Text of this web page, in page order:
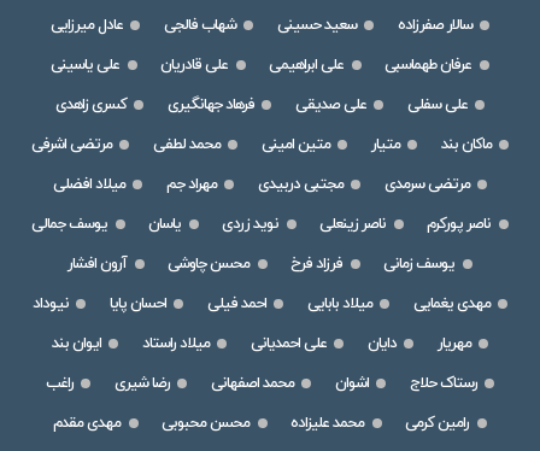
سالار صفرزاده
سعید حسینی شهاب فالجی
عادل میرزایی
عرفان طهماسبی
علی ابراهیمی علی قادریان
علی یاسینی
علی سفلی
علی صدیقی فرهاد جهانگیری
کسری زاهدی
ماکان بند
متیار متین امینی محمد لطفی
مرتضی اشرفی
مرتضی سرمدی
مجتبی دربیدی مهراد جم
میلاد افضلی
ناصر پورکرم
ناصر زینعلی نوید زردی یاسان
یوسف جمالی
یوسف زمانی
فرزاد فرخ محسن چاوشی
آرون افشار
مهدی یغمایی
میلاد بابایی احمد فیلی احسان پایا
نیوداد
مهریار
دایان علی احمدیانی میلاد راستاد
ایوان بند
رستاک حلاج
اشوان محمد اصفهانی رضا شیری
راغب
رامین کرمی
محمد علیزاده محسن محبوبی
مهدی مقدم